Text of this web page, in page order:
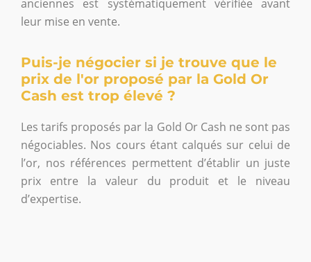
anciennes est systématiquement vérifiée avant
leur mise en vente.
Puis-je négocier si je trouve que le
prix de l'or proposé par la Gold Or
Cash est trop élevé ?
Les tarifs proposés par la Gold Or Cash ne sont pas
négociables. Nos cours étant calqués sur celui de
l’or, nos références permettent d’établir un juste
prix entre la valeur du produit et le niveau
d’expertise.